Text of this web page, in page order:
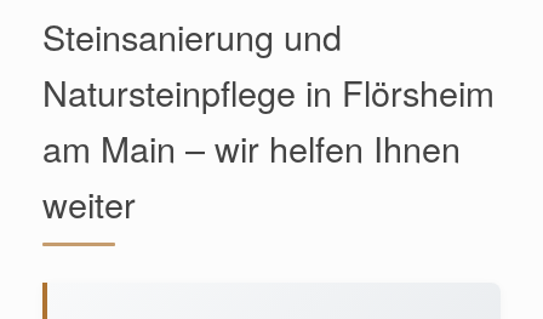
Steinsanierung und
Natursteinpflege in Flörsheim
am Main – wir helfen Ihnen
weiter